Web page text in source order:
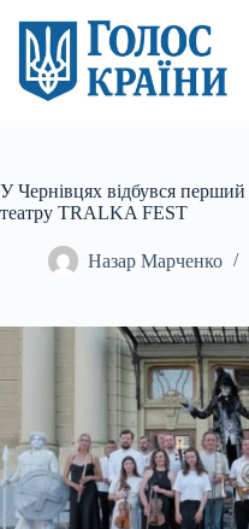
вмісту
У Чернівцях відбувся
театру TRALKA FEST
Назар Марченко